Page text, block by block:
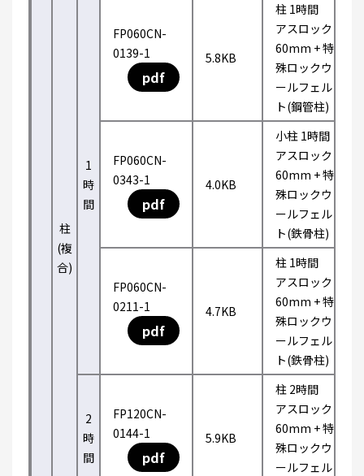
柱
(複
合)
1
時
間
FP060CN-
0139-1
pdf
5.8KB
柱 1時間
アスロック
60mm + 特
殊ロックウ
ールフェル
ト(鋼管柱)
FP060CN-
0343-1
pdf
4.0KB
小柱 1時間
アスロック
60mm + 特
殊ロックウ
ールフェル
ト(鉄骨柱)
FP060CN-
0211-1
pdf
4.7KB
柱 1時間
アスロック
60mm + 特
殊ロックウ
ールフェル
ト(鉄骨柱)
2
時
間
FP120CN-
0144-1
pdf
5.9KB
柱 2時間
アスロック
60mm + 特
殊ロックウ
ールフェル